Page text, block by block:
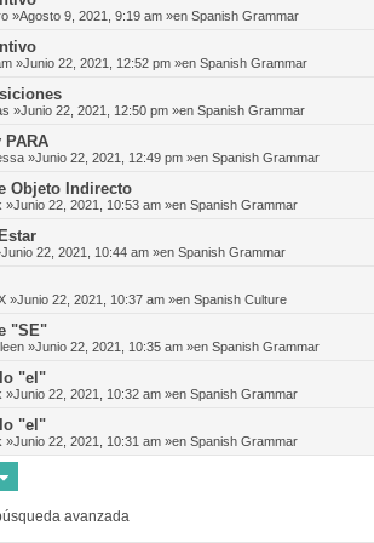
»Agosto 9, 2021, 9:19 am »en Spanish Grammar
»Junio 22, 2021, 12:52 pm »en Spanish Grammar
»Junio 22, 2021, 12:50 pm »en Spanish Grammar
PARA
»Junio 22, 2021, 12:49 pm »en Spanish Grammar
Objeto Indirecto
»Junio 22, 2021, 10:53 am »en Spanish Grammar
22, 2021, 10:44 am »en Spanish Grammar
»Junio 22, 2021, 10:37 am »en Spanish Culture
"SE"
»Junio 22, 2021, 10:35 am »en Spanish Grammar
"el"
»Junio 22, 2021, 10:32 am »en Spanish Grammar
"el"
»Junio 22, 2021, 10:31 am »en Spanish Grammar
avanzada